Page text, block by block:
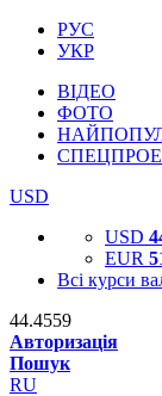
РУС
УКР
ВІДЕО
ФОТО
USD
USD
EUR
Всі курси
44.4559
Авторизація
Пошук
RU